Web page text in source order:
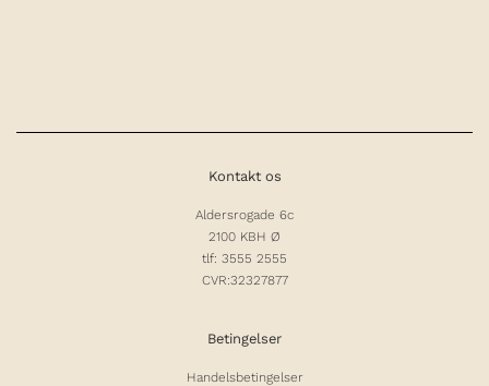
Kontakt os
Aldersrogade 6c
2100 KBH Ø
tlf: 3555 2555
CVR:32327877
Betingelser
Handelsbetingelser